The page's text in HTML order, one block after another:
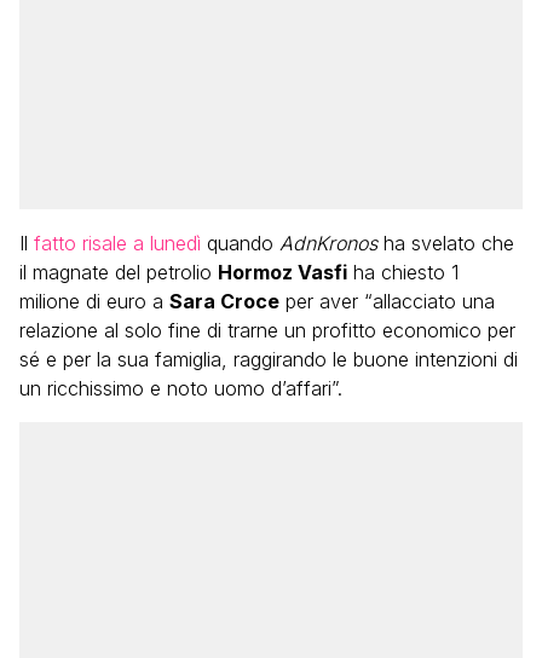
Il fatto risale a lunedì quando AdnKronosha svelato che
il magnate del petrolio Hormoz Vasfi ha chiesto 1
milione di euro a Sara Croce per aver “allacciato una
relazione al solo fine di trarne un profitto economico per
sé e per la sua famiglia, raggirando le buone intenzioni di
un ricchissimo e noto uomo d’affari”.